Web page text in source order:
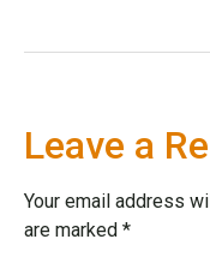
Leave a
Your email address
are marked *